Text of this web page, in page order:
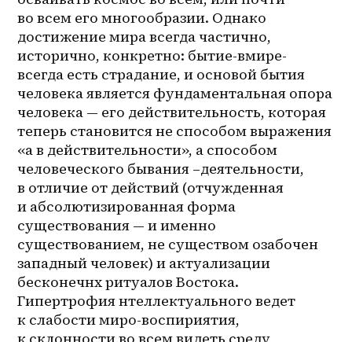
во всем его многообразии. Однако
достижение мира всегда частично,
исторично, конкретно: бытие-вмире-
всегда есть страдание, и основой бытия
человека является фундаментальная опора
человека — его действительность, которая
теперь становится не способом выражения
«а в действительности», а способом
человеческого бывания –деятельности,
в отличие от действий (отчужденная
и абсолютизированная форма
существования — и именно
существованием, не существом озабочен
западный человек) и актуализации
бесконечнх ритуалов Востока.
Гипертрофия нтеллектуального ведет
к слабости миро-воспириятия,